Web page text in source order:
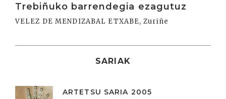
Trebiñuko barrendegia ezagutuz
VELEZ DE MENDIZABAL ETXABE, Zuriñe
SARIAK
ARTETSU SARIA 2005